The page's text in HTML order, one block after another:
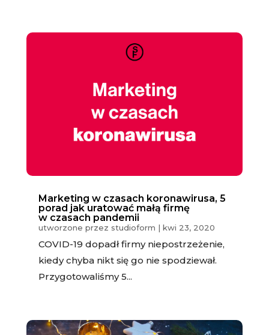
Marketing w czasach koronawirusa, 5
porad jak uratować małą firmę
w czasach pandemii
utworzone przez studioform | kwi 23, 2020
COVID-19 dopadł firmy niepostrzeżenie,
kiedy chyba nikt się go nie spodziewał.
Przygotowaliśmy 5...